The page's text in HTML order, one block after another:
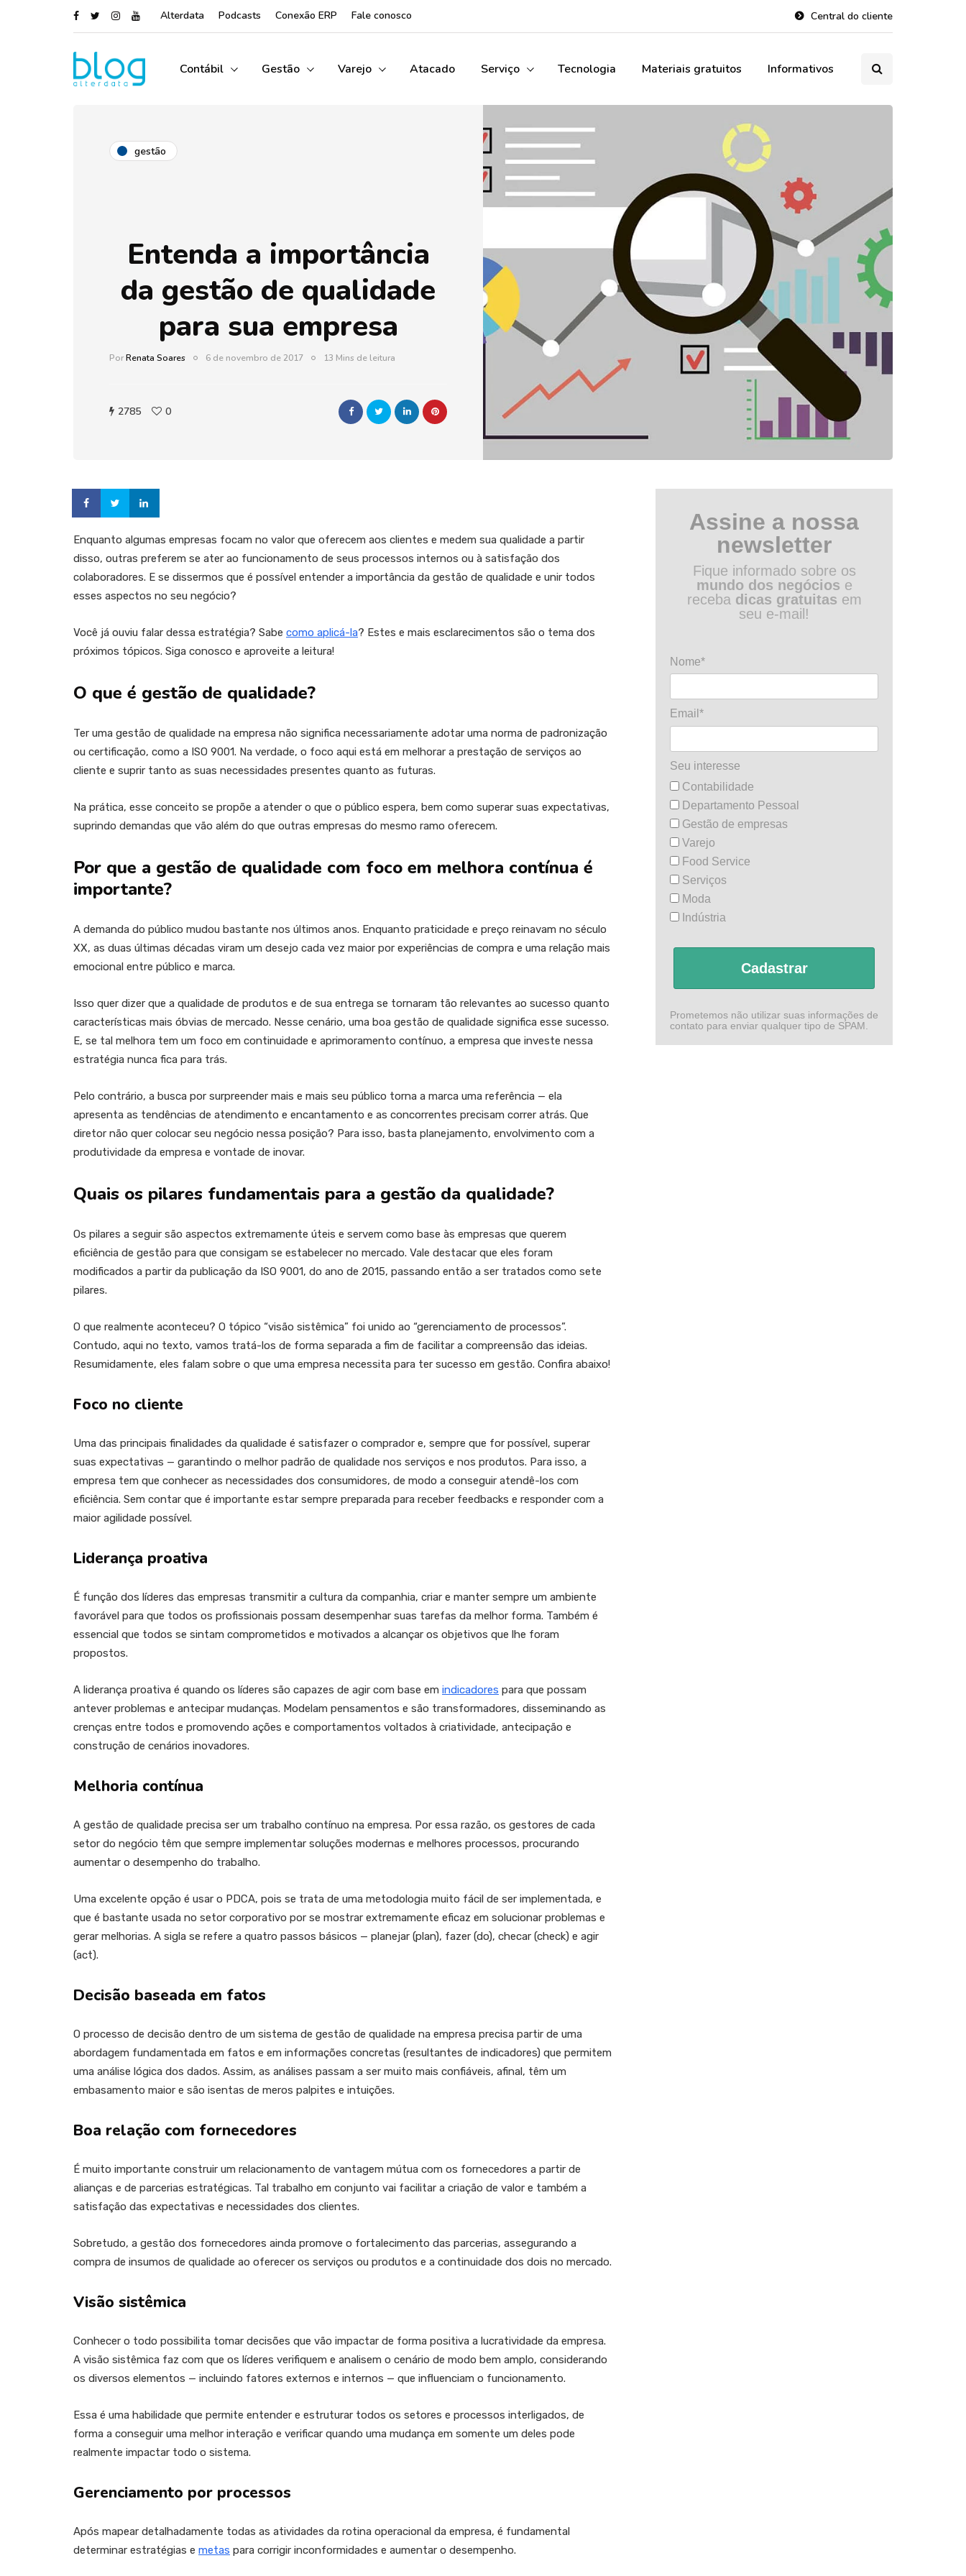
Alterdata Podcasts Conexão ERP Fale conosco Central do cliente
Contábil Gestão Varejo Atacado Serviço Tecnologia Materiais gratuitos Informativos
gestão
Entenda a importância
da gestão de qualidade
para sua empresa
PorRenata Soares 6 de novembro de 2017 13 Mins de leitura
2785 0
Enquanto algumas empresas focam no valor que oferecem aos clientes e medem sua qualidade a partir
disso, outras preferem se ater ao funcionamento de seus processos internos ou à satisfação dos
colaboradores. E se dissermos que é possível entender a importância da gestão de qualidade e unir todos
esses aspectos no seu negócio?
Você já ouviu falar dessa estratégia? Sabe como aplicá-la? Estes e mais esclarecimentos são o tema dos
próximos tópicos. Siga conosco e aproveite a leitura!
O que é gestão de qualidade?
Ter uma gestão de qualidade na empresa não significa necessariamente adotar uma norma de padronização
ou certificação, como a ISO 9001. Na verdade, o foco aqui está em melhorar a prestação de serviços ao
cliente e suprir tanto as suas necessidades presentes quanto as futuras.
Na prática, esse conceito se propõe a atender o que o público espera, bem como superar suas expectativas,
suprindo demandas que vão além do que outras empresas do mesmo ramo oferecem.
Por que a gestão de qualidade com foco em melhora contínua é
importante?
A demanda do público mudou bastante nos últimos anos. Enquanto praticidade e preço reinavam no século
XX, as duas últimas décadas viram um desejo cada vez maior por experiências de compra e uma relação mais
emocional entre público e marca.
Isso quer dizer que a qualidade de produtos e de sua entrega se tornaram tão relevantes ao sucesso quanto
características mais óbvias de mercado. Nesse cenário, uma boa gestão de qualidade significa esse sucesso.
E, se tal melhora tem um foco em continuidade e aprimoramento contínuo, a empresa que investe nessa
estratégia nunca fica para trás.
Pelo contrário, a busca por surpreender mais e mais seu público torna a marca uma referência — ela
apresenta as tendências de atendimento e encantamento e as concorrentes precisam correr atrás. Que
diretor não quer colocar seu negócio nessa posição? Para isso, basta planejamento, envolvimento com a
produtividade da empresa e vontade de inovar.
Quais os pilares fundamentais para a gestão da qualidade?
Os pilares a seguir são aspectos extremamente úteis e servem como base às empresas que querem
eficiência de gestão para que consigam se estabelecer no mercado. Vale destacar que eles foram
modificados a partir da publicação da ISO 9001, do ano de 2015, passando então a ser tratados como sete
pilares.
O que realmente aconteceu? O tópico “visão sistêmica” foi unido ao “gerenciamento de processos”.
Contudo, aqui no texto, vamos tratá-los de forma separada a fim de facilitar a compreensão das ideias.
Resumidamente, eles falam sobre o que uma empresa necessita para ter sucesso em gestão. Confira abaixo!
Foco no cliente
Uma das principais finalidades da qualidade é satisfazer o comprador e, sempre que for possível, superar
suas expectativas — garantindo o melhor padrão de qualidade nos serviços e nos produtos. Para isso, a
empresa tem que conhecer as necessidades dos consumidores, de modo a conseguir atendê-los com
eficiência. Sem contar que é importante estar sempre preparada para receber feedbacks e responder com a
maior agilidade possível.
Liderança proativa
É função dos líderes das empresas transmitir a cultura da companhia, criar e manter sempre um ambiente
favorável para que todos os profissionais possam desempenhar suas tarefas da melhor forma. Também é
essencial que todos se sintam comprometidos e motivados a alcançar os objetivos que lhe foram
propostos.
A liderança proativa é quando os líderes são capazes de agir com base em indicadores para que possam
antever problemas e antecipar mudanças. Modelam pensamentos e são transformadores, disseminando as
crenças entre todos e promovendo ações e comportamentos voltados à criatividade, antecipação e
construção de cenários inovadores.
Melhoria contínua
A gestão de qualidade precisa ser um trabalho contínuo na empresa. Por essa razão, os gestores de cada
setor do negócio têm que sempre implementar soluções modernas e melhores processos, procurando
aumentar o desempenho do trabalho.
Uma excelente opção é usar o PDCA, pois se trata de uma metodologia muito fácil de ser implementada, e
que é bastante usada no setor corporativo por se mostrar extremamente eficaz em solucionar problemas e
gerar melhorias. A sigla se refere a quatro passos básicos — planejar (plan), fazer (do), checar (check) e agir
(act).
Decisão baseada em fatos
O processo de decisão dentro de um sistema de gestão de qualidade na empresa precisa partir de uma
abordagem fundamentada em fatos e em informações concretas (resultantes de indicadores) que permitem
uma análise lógica dos dados. Assim, as análises passam a ser muito mais confiáveis, afinal, têm um
embasamento maior e são isentas de meros palpites e intuições.
Boa relação com fornecedores
É muito importante construir um relacionamento de vantagem mútua com os fornecedores a partir de
alianças e de parcerias estratégicas. Tal trabalho em conjunto vai facilitar a criação de valor e também a
satisfação das expectativas e necessidades dos clientes.
Sobretudo, a gestão dos fornecedores ainda promove o fortalecimento das parcerias, assegurando a
compra de insumos de qualidade ao oferecer os serviços ou produtos e a continuidade dos dois no mercado.
Visão sistêmica
Conhecer o todo possibilita tomar decisões que vão impactar de forma positiva a lucratividade da empresa.
A visão sistêmica faz com que os líderes verifiquem e analisem o cenário de modo bem amplo, considerando
os diversos elementos — incluindo fatores externos e internos — que influenciam o funcionamento.
Essa é uma habilidade que permite entender e estruturar todos os setores e processos interligados, de
forma a conseguir uma melhor interação e verificar quando uma mudança em somente um deles pode
realmente impactar todo o sistema.
Gerenciamento por processos
Após mapear detalhadamente todas as atividades da rotina operacional da empresa, é fundamental
determinar estratégias e metas para corrigir inconformidades e aumentar o desempenho.
Assine a nossa
newsletter
Fique informado sobre os
mundo dos negócios e
receba dicas gratuitas em
seu e-mail!
Nome*
Email*
Seu interesse
Contabilidade
Departamento Pessoal
Gestão de empresas
Varejo
Food Service
Serviços
Moda
Indústria
Cadastrar
Prometemos não utilizar suas informações de
contato para enviar qualquer tipo de SPAM.